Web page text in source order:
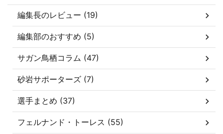
編集長のレビュー (19)
編集部のおすすめ (5)
サガン鳥栖コラム (47)
砂岩サポーターズ (7)
選手まとめ (37)
フェルナンド・トーレス (55)